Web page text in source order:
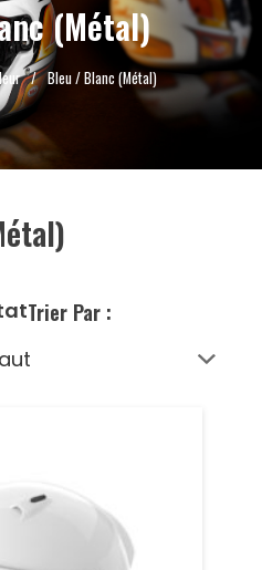
(Métal)
/ Bleu / Blanc (Métal)
Trier Par :